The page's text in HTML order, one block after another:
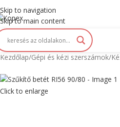
Skip to navigation
Skip to main content
Kezdőlap Gépi és kézi szerszámok
Click to enlarge